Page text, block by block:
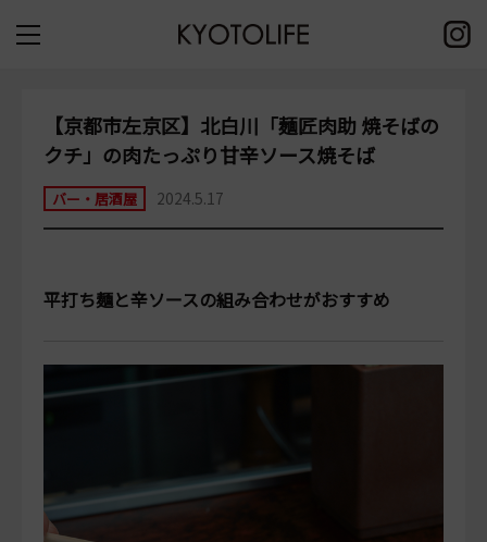
【京都市左京区】北白川「麺匠肉助 焼そばの
クチ」の肉たっぷり甘辛ソース焼そば
バー・居酒屋 2024.5.17
平打ち麺と辛ソースの組み合わせがおすすめ